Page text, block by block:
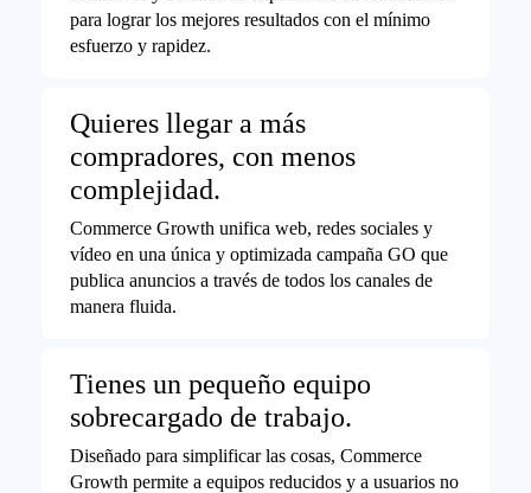
para lograr los mejores resultados con el mínimo
esfuerzo y rapidez.
Quieres llegar a más
compradores, con menos
complejidad.
Commerce Growth unifica web, redes sociales y
vídeo en una única y optimizada campaña GO que
publica anuncios a través de todos los canales de
manera fluida.
Tienes un pequeño equipo
sobrecargado de trabajo.
Diseñado para simplificar las cosas, Commerce
Growth permite a equipos reducidos y a usuarios no